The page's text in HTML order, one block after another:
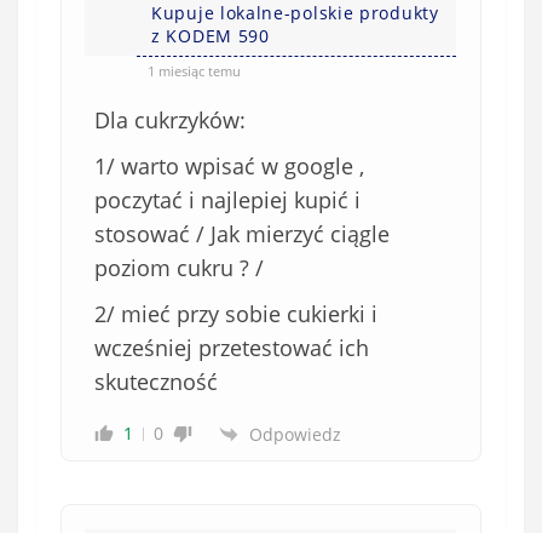
Kupuje lokalne-polskie produkty
z KODEM 590
1 miesiąc temu
Dla cukrzyków:
1/ warto wpisać w google ,
poczytać i najlepiej kupić i
stosować / Jak mierzyć ciągle
poziom cukru ? /
2/ mieć przy sobie cukierki i
wcześniej przetestować ich
skuteczność
1 0 Odpowiedz